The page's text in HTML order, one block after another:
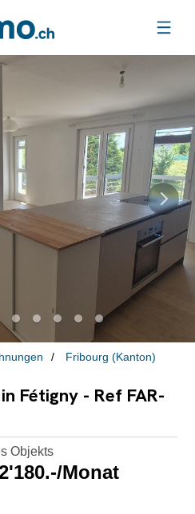
Fribourg (Kanton)
Fétigny - Ref FAR-
Objekts
Monat